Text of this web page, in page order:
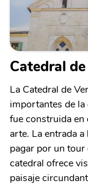
Catedral
La Catedral de
importantes de la
fue construida en
arte. La entrada
pagar por un tour
catedral ofrece
paisaje